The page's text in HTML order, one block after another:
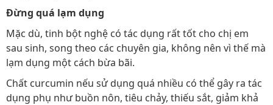
Đừng quá lạm dụng
Mặc dù, tinh bột nghệ có tác dụng rất tốt cho chị em
sau sinh, song theo các chuyên gia, không nên vì thế mà
lạm dụng một cách bừa bãi.
Chất curcumin nếu sử dụng quá nhiều có thể gây ra tác
dụng phụ như buồn nôn, tiêu chảy, thiếu sắt, giảm khả